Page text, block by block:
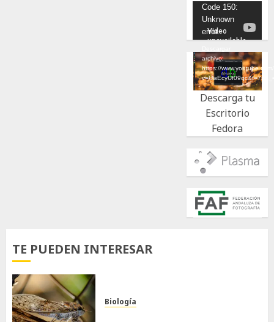
Reproductor
de
vídeo
Code 150:
Unknown
error.
archivo:
https://
Descarga tu
Escritorio
Fedora
TE PUEDEN INTERESAR
Biología